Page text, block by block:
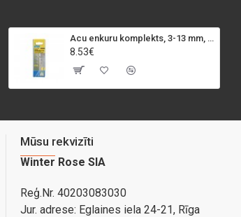
Acu enkuru komplekts, 3-13 mm, Rapid, 12 gab.
8.53€
Mūsu rekvizīti
Winter Rose SIA
Reģ.Nr. 40203083030
Jur. adrese: Eglaines iela 24-21, Rīga